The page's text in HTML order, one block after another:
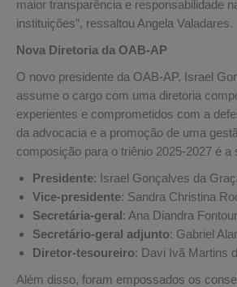
maior transparência e responsabilidade
instituições”, ressaltou Angela Valadares.
Nova Diretoria da OAB-AP
O novo presidente da OAB-AP, Israel
assume o cargo com uma diretoria
experientes e comprometidos com a
da advocacia e a promoção de uma
composição para o triênio 2025-2027 é a
Presidente: Israel Gonçalves da
Vice-presidente: Sandra Christina
Secretária-geral: Ana Diandra
Secretário-geral adjunto: Gabriel
Diretor-tesoureiro: Davi Ivã Martins
Além disso, foram empossados os